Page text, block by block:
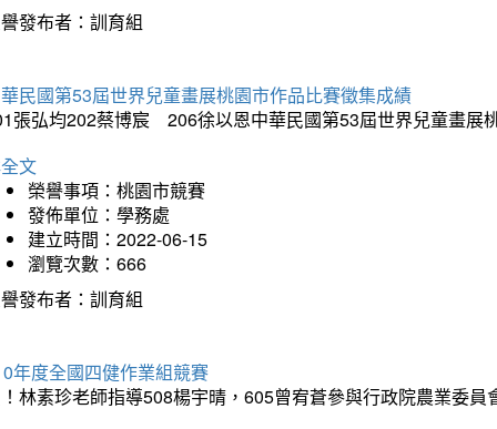
發布者：訓育組
民國第53屆世界兒童畫展桃園市作品比賽徵集成績
張弘均202蔡博宸 206徐以恩中華民國第53屆世界兒童畫展
文
榮譽事項：桃園市競賽
發佈單位：學務處
建立時間：2022-06-15
瀏覽次數：666
發布者：訓育組
年度全國四健作業組競賽
林素珍老師指導508楊宇晴，605曾宥蒼參與行政院農業委